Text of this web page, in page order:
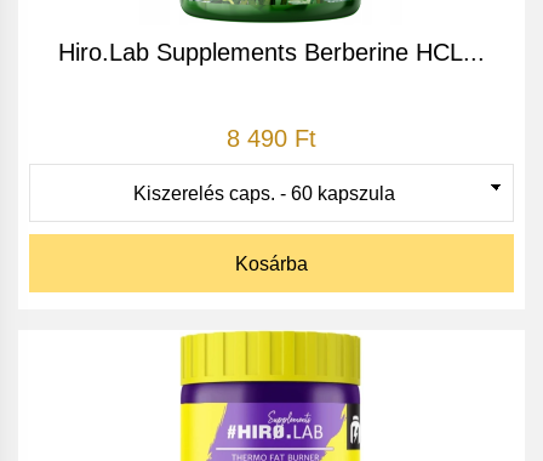
Hiro.Lab Supplements Berberine HCL...
8 490 Ft
Kosárba